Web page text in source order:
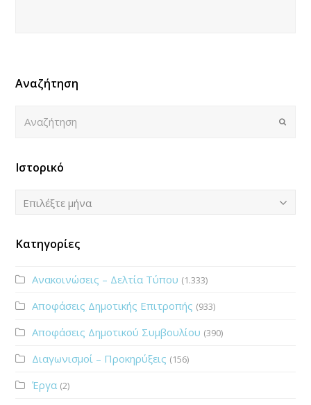
Αναζήτηση
Submit
Ιστορικό
Ιστορικό
Επιλέξτε μήνα
Κατηγορίες
Ανακοινώσεις – Δελτία Τύπου (1.333)
Αποφάσεις Δημοτικής Επιτροπής (933)
Αποφάσεις Δημοτικού Συμβουλίου (390)
Διαγωνισμοί – Προκηρύξεις (156)
Έργα (2)